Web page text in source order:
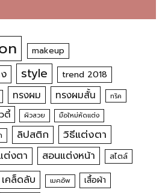
makeup
style trend 2018
ทรงผม ทรงผมสั้น ทริค
ตี้ ผิวสวย มือใหม่หัดแต่ง
ลิปสติก
วิธีแต่งตา
ต่งตา สอนแต่งหน้า สไตล์
เคล็ดลับ เมคอัพ เสื้อผ้า